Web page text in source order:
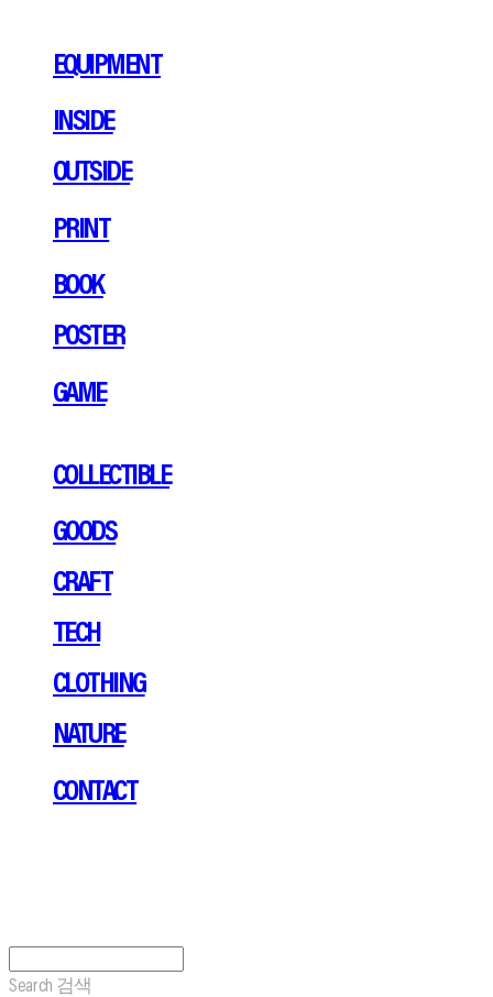
EQUIPMENT
INSIDE
OUTSIDE
PRINT
BOOK
POSTER
GAME
COLLECTIBLE
GOODS
CRAFT
TECH
CLOTHING
NATURE
CONTACT
Search 검색